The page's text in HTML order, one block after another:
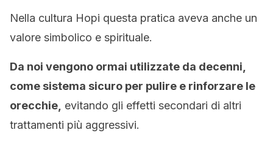
Nella cultura Hopi questa pratica aveva anche un
valore simbolico e spirituale.
Da noi vengono ormai utilizzate da decenni,
come sistema sicuro per pulire e rinforzare le
orecchie, evitando gli effetti secondari di altri
trattamenti più aggressivi.